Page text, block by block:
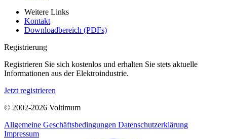
Weitere Links
Kontakt
Downloadbereich (PDFs)
Registrierung
Registrieren Sie sich kostenlos und erhalten Sie stets aktuelle
Informationen aus der Elektroindustrie.
Jetzt registrieren
© 2002-2026 Voltimum
Allgemeine Geschäftsbedingungen Datenschutzerklärung
Impressum